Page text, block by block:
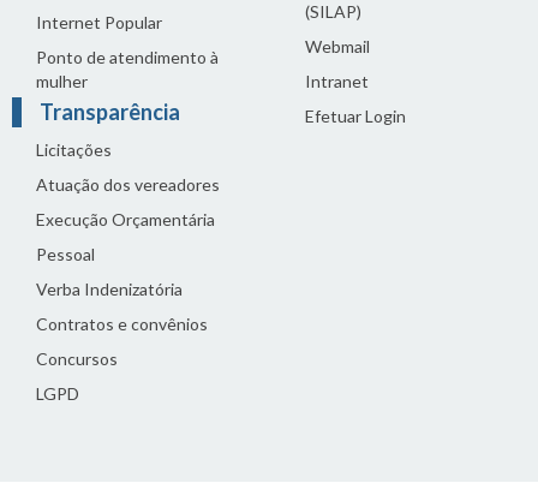
Internet Popular
Ponto de atendimento à
mulher
Transparência
Licitações
Atuação dos vereadores
Execução Orçamentária
Pessoal
Verba Indenizatória
Contratos e convênios
Concursos
LGPD
(SILAP)
Webmail
Intranet
Efetuar Login